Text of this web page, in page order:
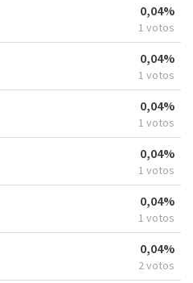
0,04%
1 votos
0,04%
1 votos
0,04%
1 votos
0,04%
1 votos
0,04%
1 votos
0,04%
2 votos